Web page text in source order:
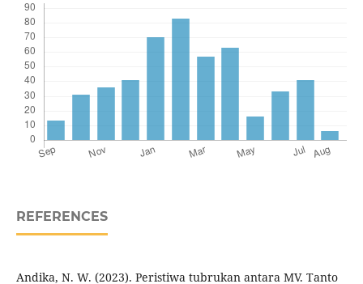
REFERENCES
Andika, N. W. (2023). Peristiwa tubrukan antara MV. Tanto